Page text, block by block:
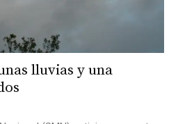
lluvias y una